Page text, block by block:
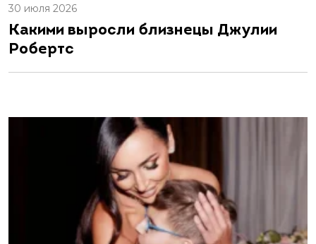
30 июля 2026
Какими выросли близнецы Джулии
Робертс